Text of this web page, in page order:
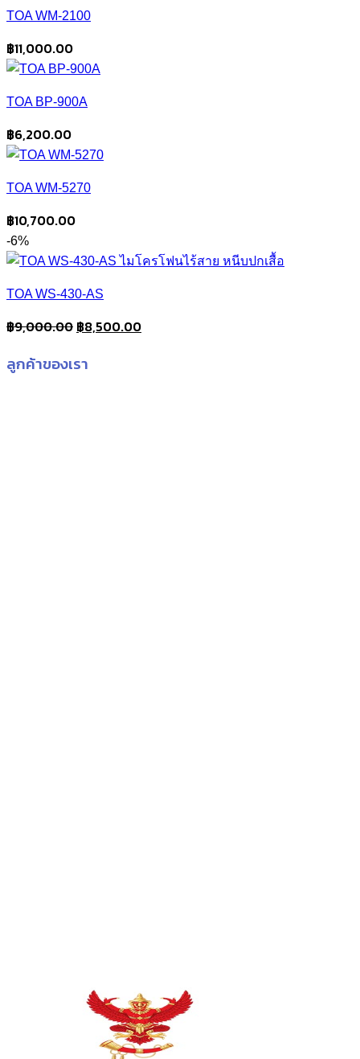
TOA WM-2100
฿11,000.00
TOA BP-900A
฿6,200.00
TOA WM-5270
฿10,700.00
-6%
TOA WS-430-AS
฿9,000.00 Original
was:
฿8,500.00Current
ลูกค้าของเรา